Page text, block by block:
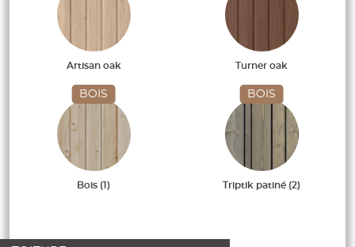
Artisan oak Turner oak
BOIS
Bois (1)
BOIS
Triptik patiné (2)